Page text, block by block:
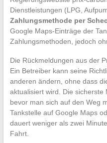
Dienstleistungen (LPG,
Zahlungsmethode per
Google Maps-Einträge der
Zahlungsmethoden, jedoch
Die Rückmeldungen aus der
Ein Betreiber kann seine
anderen ändern, ohne dass
aktualisiert wird. Die sicherste
bevor man sich auf den Weg
Tankstelle auf Google Maps
dauert weniger als zwei
Fahrt.